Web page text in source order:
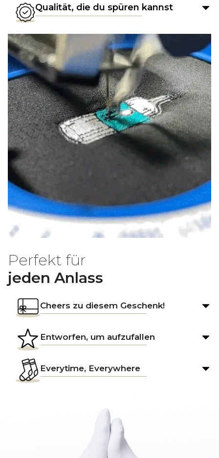
Qualität, die du spüren kannst
Perfekt für
jeden Anlass
Cheers zu diesem Geschenk!
Entworfen, um aufzufallen
Everytime, Everywhere